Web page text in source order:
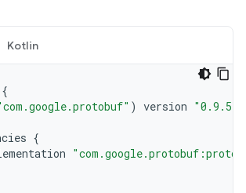
Kotlin
{
) version "0.9.5"
{